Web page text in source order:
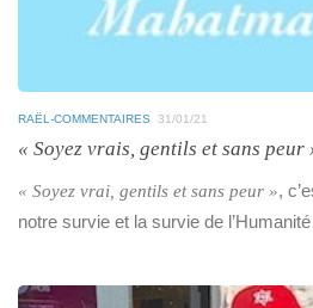
RAËL-COMMENTAIRES 31/01/21
« Soyez vrais, gentils et sans peur
« Soyez vrai, gentils et sans peur »,
notre survie et la survie de